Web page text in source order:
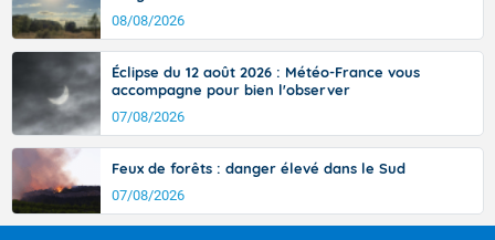
08/08/2026
Éclipse du 12 août 2026 : Météo-France vous
accompagne pour bien l'observer
07/08/2026
Feux de forêts : danger élevé dans le Sud
07/08/2026